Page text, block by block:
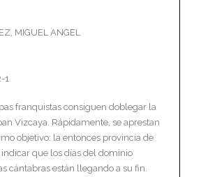
MIGUEL ANGEL
1
franquistas consiguen doblegar la
Vizcaya. Rápidamente, se aprestan
objetivo: la entonces provincia de
indicar que los días del dominio
cántabras están llegando a su fin.